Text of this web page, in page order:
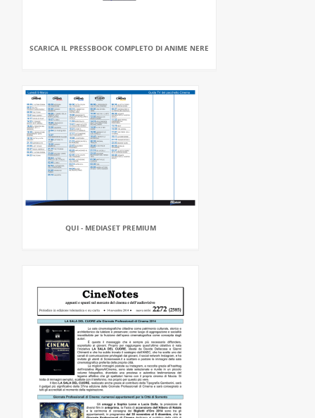
SCARICA IL PRESSBOOK COMPLETO DI ANIME NERE
QUI - MEDIASET PREMIUM